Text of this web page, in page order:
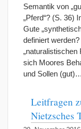
Semantik von
„Pferd“? (S. 36)
Gute
definiert
„naturalistischen
sich Moores
und Sollen (gut)…
Leitfragen
Nietzsches